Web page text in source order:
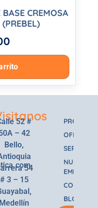
CREMOSA
52 #
– 42
Bello,
54
# 3 – 15
Medellín
OFERTAS
SERVICIOS
NUESTRA
EMPRESA
BLOG